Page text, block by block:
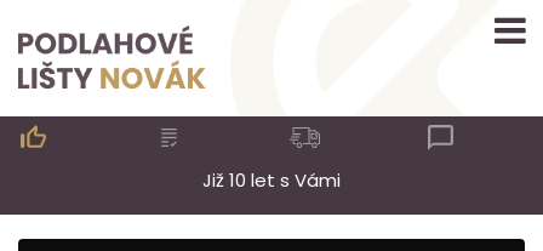

Již 10 let s Vámi